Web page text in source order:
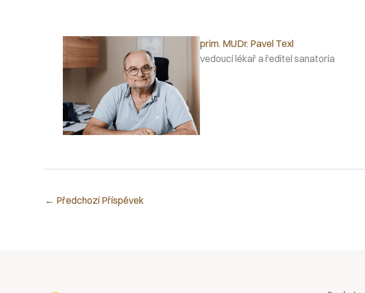
prim. MUDr. Pavel Texl
vedoucí lékař a ředitel sanatoria
← Předchozí Příspěvek